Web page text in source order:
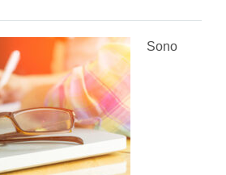
Sono